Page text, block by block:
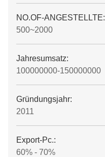
NO.OF-ANGESTELLTE:
500~2000
Jahresumsatz:
100000000-150000000
Gründungsjahr:
2011
Export-Pc.:
60% - 70%